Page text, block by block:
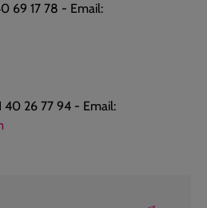
69 17 78 - Email:
40 26 77 94 - Email: